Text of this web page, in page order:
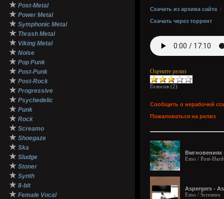
★ Post-Metal
★ Power Metal
★ Symphonic Metal
★ Thrash Metal
★ Viking Metal
★ Noise
★ Pop Punk
★ Post-Punk
★ Post-Rock
★ Progressive
★ Psychedelic
★ Punk
★ Rock
★ Screamo
★ Shoegaze
★ Ska
★ Sludge
★ Stoner
★ Synth
★ 8-bit
★ Female Vocal
Скачать из архива сайта /
Скачать через торрент
Оцените релиз
Голосов (2)
Сообщить о нерабочей
Пожаловаться на релиз
Вмгновениях
Emo / Post-
Aspergers -
Emo / Screamo